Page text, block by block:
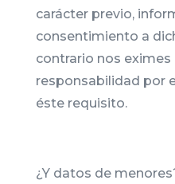
carácter previo,
consentimiento a
contrario nos eximes
responsabilidad por
éste requisito.
¿Y datos de